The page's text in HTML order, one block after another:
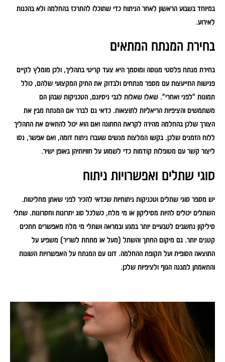
במיוחד בשבוע הראשון לאחר הניתוח כדי שתוכלו להתרכז בהחלמה ולא בהכנות
לאירוע.
בחירת המנתח המתאים
בחירת מנתח פלסטי מנוסה ומוסמך היא צעד קריטי בתהליך, ולכן מומלץ לקיים
פגישות התייעצות עם מספר מנתחים ולבדוק את התיק המקצועי שלהם, כולל
תמונות "לפני ואחרי". שאלו שאלות לגבי ניסיונם, הטכניקות שבהן הם
משתמשים והציפיות הריאליות לתוצאות. כדאי גם לברר אם המנתח מבין את
הצורך שלכן בהחלמה מהירה לקראת החתונה ואם הוא יכול להתאים את התהליך
ללוח הזמנים שלכן. בקשו המלצות מנשים שעברו ניתוח דומה, ואם אפשר, נסו
ליצור קשר עם מטופלות קודמות כדי לשמוע על חוויותיהן באופן ישיר.
סוגי שתלים ואפשרויות ניתוח
יש מספר סוגי שתלים וטכניקות ניתוחיות שכדאי להכיר לפני שאתן מחליטות.
השתלים יכולים להיות מסיליקון או מי מלח, כשלכל סוג יתרונות וחסרונות. שתלי
סיליקון נחשבים לטבעיים יותר במגע ובמראה ושתלי מי מלח מאפשרים חתכים
קטנים יותר. גם מיקום החתך והשתל (מעל או מתחת לשריר) משפיע על
התוצאה הסופית ועל תקופת ההחלמה. דונו עם המנתח על האפשרויות השונות
והתאמתן למבנה הגוף ולציפיות שלכן.